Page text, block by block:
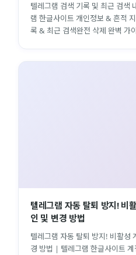
텔레그램 검색 기록 및 최근 검색
램 한글사이트 개인정보 & 흔적
록 & 최근 검색완전 삭제 완벽 가
텔레그램 자동 탈퇴 방지! 비
인 및 변경 방법
텔레그램 자동 탈퇴 방지! 비활성
경 방법 | 텔레그램 한글사이트